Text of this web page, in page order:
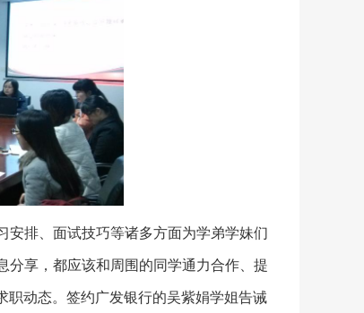
安排、面试技巧等诸多方面为学弟学妹们
分享，都应该和周围的同学通力合作、提
职动态。签约广发银行的吴紫娟学姐告诫